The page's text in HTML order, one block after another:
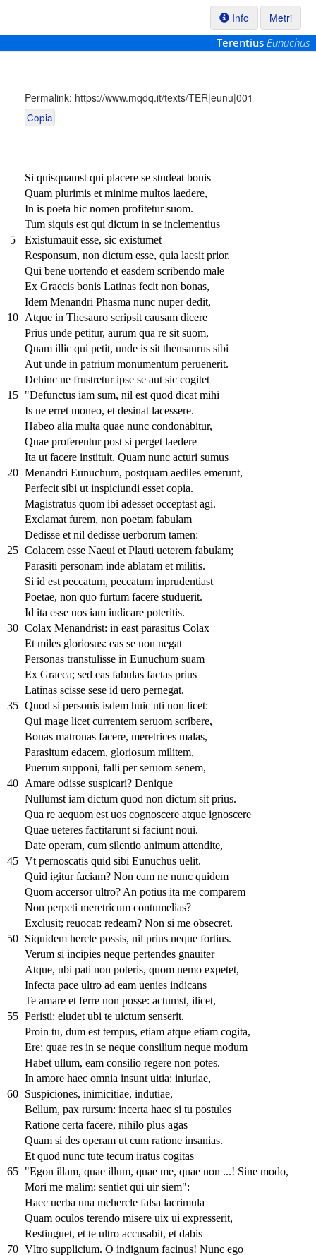
Info
Metri
Terentius Eunuchus
Permalink: https://www.mqdq.it/texts/TER|eunu|001
Copia
Si quisquamst qui placere se studeat bonis
Quam plurimis et minime multos laedere,
In is poeta hic nomen profitetur suom.
Tum siquis est qui dictum in se inclementius
5
Existumauit esse, sic existumet
Responsum, non dictum esse, quia laesit prior.
Qui bene uortendo et easdem scribendo male
Ex Graecis bonis Latinas fecit non bonas,
Idem Menandri Phasma nunc nuper dedit,
10
Atque in Thesauro scripsit causam dicere
Prius unde petitur, aurum qua re sit suom,
Quam illic qui petit, unde is sit thensaurus sibi
Aut unde in patrium monumentum peruenerit.
Dehinc ne frustretur ipse se aut sic cogitet
15
"Defunctus iam sum, nil est quod dicat mihi
Is ne erret moneo, et desinat lacessere.
Habeo alia multa quae nunc condonabitur,
Quae proferentur post si perget laedere
Ita ut facere instituit. Quam nunc acturi sumus
20 Menandri Eunuchum, postquam aediles emerunt,
Perfecit sibi ut inspiciundi esset copia.
Magistratus quom ibi adesset occeptast agi.
Exclamat furem, non poetam fabulam
Dedisse et nil dedisse uerborum tamen:
25 Colacem esse Naeui et Plauti ueterem fabulam;
Parasiti personam inde ablatam et militis.
Si id est peccatum, peccatum inprudentiast
Poetae, non quo furtum facere studuerit.
Id ita esse uos iam iudicare poteritis.
30 Colax Menandrist: in east parasitus Colax
Et miles gloriosus: eas se non negat
Personas transtulisse in Eunuchum suam
Ex Graeca; sed eas fabulas factas prius
Latinas scisse sese id uero pernegat.
35 Quod si personis isdem huic uti non licet:
Qui mage licet currentem seruom scribere,
Bonas matronas facere, meretrices malas,
Parasitum edacem, gloriosum militem,
Puerum supponi, falli per seruom senem,
40
Amare odisse suspicari? Denique
Nullumst iam dictum quod non dictum sit prius.
Qua re aequom est uos cognoscere atque ignoscere
Quae ueteres factitarunt si faciunt noui.
Date operam, cum silentio animum attendite,
45 Vt pernoscatis quid sibi Eunuchus uelit.
Quid igitur faciam? Non eam ne nunc quidem
Quom accersor ultro? An potius ita me comparem
Non perpeti meretricum contumelias?
Exclusit; reuocat: redeam? Non si me obsecret.
50
Siquidem hercle possis, nil prius neque fortius.
Verum si incipies neque pertendes gnauiter
Atque, ubi pati non poteris, quom nemo expetet,
Infecta pace ultro ad eam uenies indicans
Te amare et ferre non posse: actumst, ilicet,
55 Peristi: eludet ubi te uictum senserit.
Proin tu, dum est tempus, etiam atque etiam cogita,
Ere: quae res in se neque consilium neque modum
Habet ullum, eam consilio regere non potes.
In amore haec omnia insunt uitia: iniuriae,
60
Suspiciones, inimicitiae, indutiae,
Bellum, pax rursum: incerta haec si tu postules
Ratione certa facere, nihilo plus agas
Quam si des operam ut cum ratione insanias.
Et quod nunc tute tecum iratus cogitas
65
"Egon illam, quae illum, quae me, quae non ...! Sine modo,
Mori me malim: sentiet qui uir siem":
Haec uerba una mehercle falsa lacrimula
Quam oculos terendo misere uix ui expresserit,
Restinguet, et te ultro accusabit, et dabis
70 Vltro supplicium. O indignum facinus! Nunc ego